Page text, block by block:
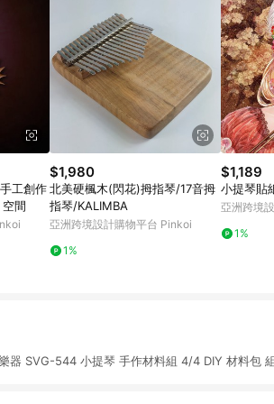
間
$1,980
北美硬楓木(閃花)拇指琴/17音拇
指琴/KALIMBA
亞洲跨境設計購物平台 Pinkoi
1%
$1,189
小提琴貼
亞洲跨境
1%
器 SVG-544 小提琴 手作材料組 4/4 DIY 材料包